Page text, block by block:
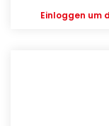
Einloggen um